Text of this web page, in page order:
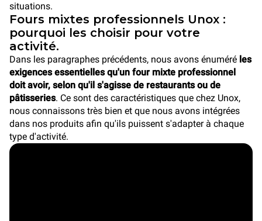
situations.
Fours mixtes professionnels Unox :
pourquoi les choisir pour votre
activité.
Dans les paragraphes précédents, nous avons énuméré les
exigences essentielles qu'un four mixte professionnel
doit avoir, selon qu'il s'agisse de restaurants ou de
pâtisseries. Ce sont des caractéristiques que chez Unox,
nous connaissons très bien et que nous avons intégrées
dans nos produits afin qu'ils puissent s'adapter à chaque
type d'activité.